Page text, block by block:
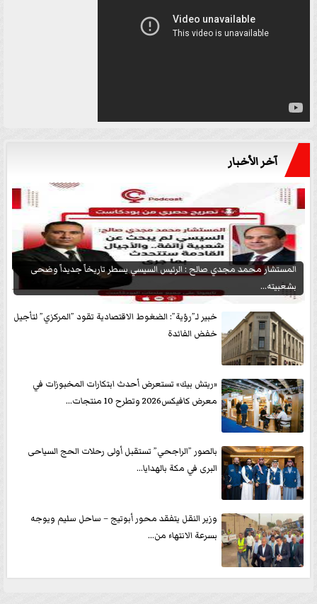
آخر الأخبار
المستشار محمد مجدي صالح : الرئيس السيسي يسطر تاريخاً جديداً وضحى
بشعبيته...
خبير لـ”رؤية”: الضغوط الاقتصادية تقود ”المركزي” لتأجيل
خفض الفائدة
«ريتش بيك» تستعرض أحدث ابتكارات المخبوزات في
معرض كافيكس2026 وتطرح 10 منتجات...
بالصور ”الراجحي” تستقبل أولى رحلات الحج السياحى
البرى في مكة بالهدايا...
وزير النقل يتفقد محور أبوتيج – ساحل سليم ويوجه
بسرعة الانتهاء من...